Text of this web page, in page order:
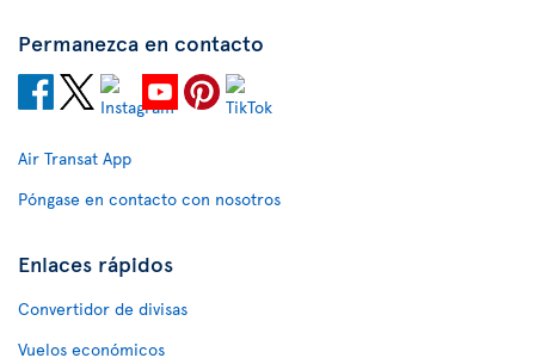
Permanezca en contacto
Air Transat App
Póngase en contacto con nosotros
Enlaces rápidos
Convertidor de divisas
Vuelos económicos